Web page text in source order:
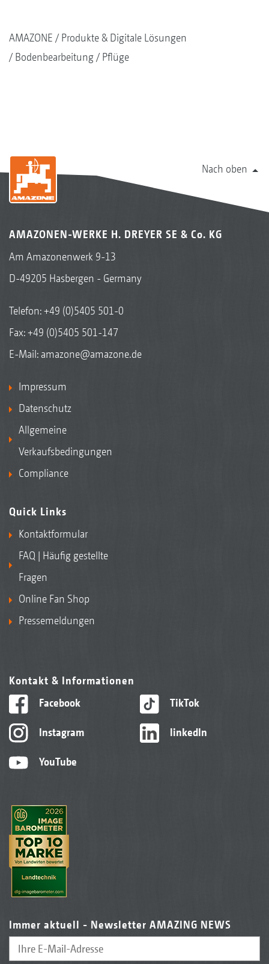
AMAZONE
Produkte & Digitale Lösungen
Bodenbearbeitung
Pflüge
Nach oben
AMAZONEN-WERKE H. DREYER SE & Co. KG
Am Amazonenwerk 9-13
D-49205 Hasbergen - Germany
Telefon:+49 (0)5405 501-0
Fax: +49 (0)5405 501-147
E-Mail: amazone@amazone.de
Impressum
Datenschutz
Allgemeine
Verkaufsbedingungen
Compliance
Quick Links
Kontaktformular
FAQ | Häufig gestellte
Fragen
Online Fan Shop
Pressemeldungen
Kontakt & Informationen
Facebook
Instagram
YouTube
TikTok
linkedIn
Immer aktuell - Newsletter AMAZING NEWS